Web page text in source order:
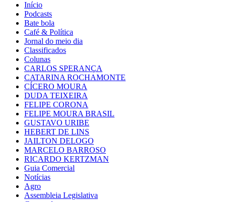
Início
Podcasts
Bate bola
Café & Política
Jornal do meio dia
Classificados
Colunas
CARLOS SPERANÇA
CATARINA ROCHAMONTE
CÍCERO MOURA
DUDA TEIXEIRA
FELIPE CORONA
FELIPE MOURA BRASIL
GUSTAVO URIBE
HEBERT DE LINS
JAILTON DELOGO
MARCELO BARROSO
RICARDO KERTZMAN
Guia Comercial
Notícias
Agro
Assembleia Legislativa